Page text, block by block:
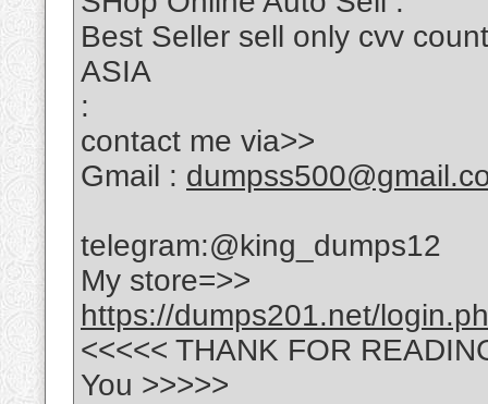
Best Seller sell only cvv
ASIA
:
contact me via>>
Gmail :
telegram:@king_dumps12
My store=>>
https://dumps201.net/
<<<<< THANK FOR
You >>>>>